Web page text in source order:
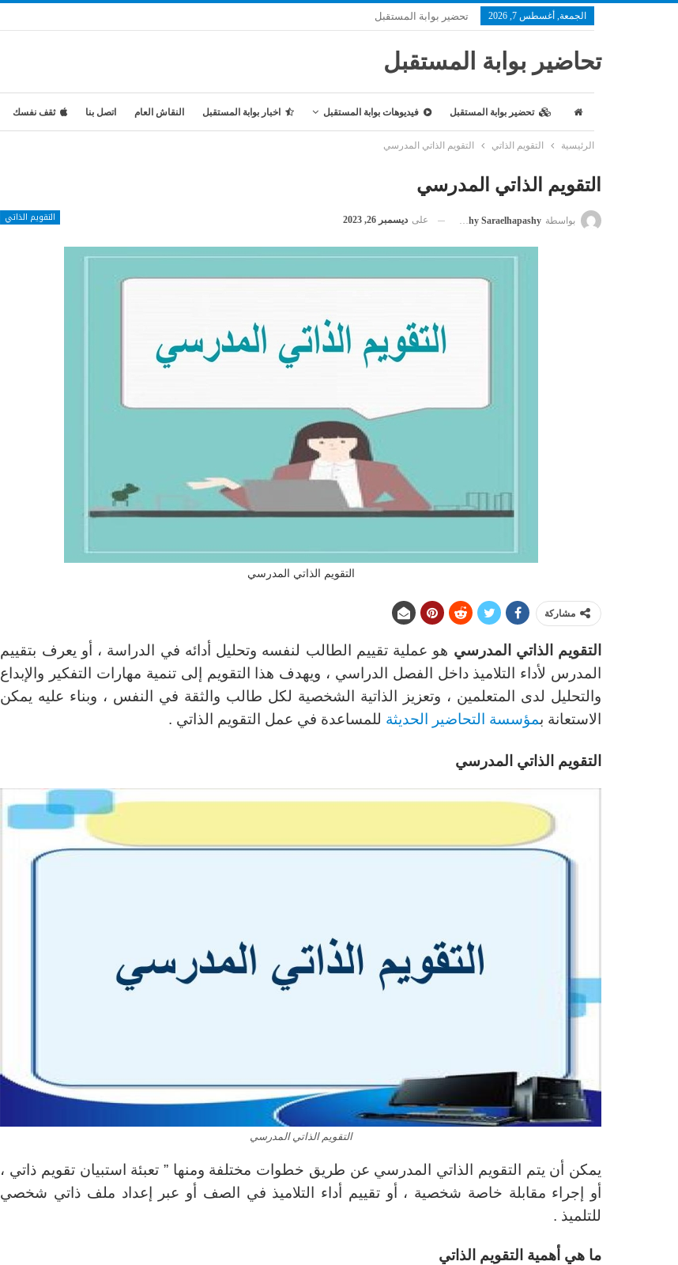
الجمعة, أغسطس 7, 2026 تحضير بوابة المستقبل
تحاضير بوابة المستقبل
تحضير بوابة المستقبل فيديوهات بوابة المستقبل اخبار بوابة المستقبل النقاش العام اتصل بنا ثقف نفسك
الرئيسية التقويم الذاتي التقويم الذاتي المدرسي
التقويم الذاتي المدرسي
التقويم الذاتي بواسطة Saraelhapashy Saraelhapashy على ديسمبر 26, 2023
التقويم الذاتي المدرسي
مشاركة
التقويم الذاتي المدرسي هو عملية تقييم الطالب لنفسه وتحليل أدائه في الدراسة ، أو يعرف بتقييم
المدرس لأداء التلاميذ داخل الفصل الدراسي ، ويهدف هذا التقويم إلى تنمية مهارات التفكير والإبداع
والتحليل لدى المتعلمين ، وتعزيز الذاتية الشخصية لكل طالب والثقة في النفس ، وبناء عليه يمكن
الاستعانة بمؤسسة التحاضير الحديثة للمساعدة في عمل التقويم الذاتي .
التقويم الذاتي المدرسي
التقويم الذاتي المدرسي
يمكن أن يتم التقويم الذاتي المدرسي عن طريق خطوات مختلفة ومنها ” تعبئة استبيان تقويم ذاتي ،
أو إجراء مقابلة خاصة شخصية ، أو تقييم أداء التلاميذ في الصف أو عبر إعداد ملف ذاتي شخصي
للتلميذ .
ما هي أهمية التقويم الذاتي